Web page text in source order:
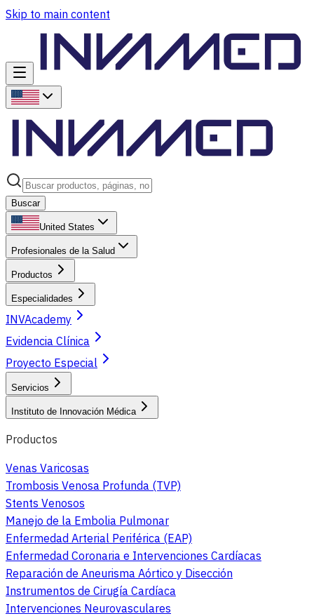
Skip to main content
Buscar
United States
Profesionales de la Salud
Productos
Especialidades
INVAcademy
Evidencia Clínica
Proyecto Especial
Servicios
Instituto de Innovación Médica
Productos
Venas Varicosas
Trombosis Venosa Profunda (TVP)
Stents Venosos
Manejo de la Embolia Pulmonar
Enfermedad Arterial Periférica (EAP)
Enfermedad Coronaria e Intervenciones Cardíacas
Reparación de Aneurisma Aórtico y Disección
Instrumentos de Cirugía Cardíaca
Intervenciones Neurovasculares